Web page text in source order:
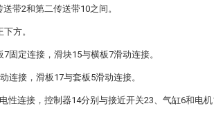
带2和第二传送带10之间。
方。
固定连接，滑块15与横板7滑动连接。
连接，滑板17与套板5滑动连接。
性连接，控制器14分别与接近开关23、气缸6和电